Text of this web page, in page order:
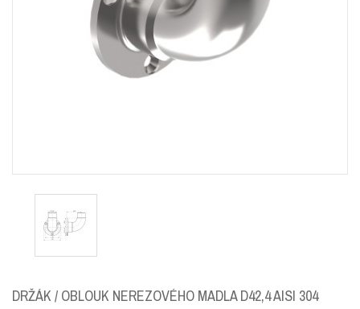
DRŽÁK / OBLOUK NEREZOVÉHO MADLA D42,4 AISI 304